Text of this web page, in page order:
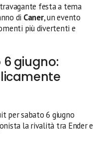
festa a tema
di Caner, un evento
più divertenti e
giugno:
per sabato 6 giugno
la rivalità tra Ender e